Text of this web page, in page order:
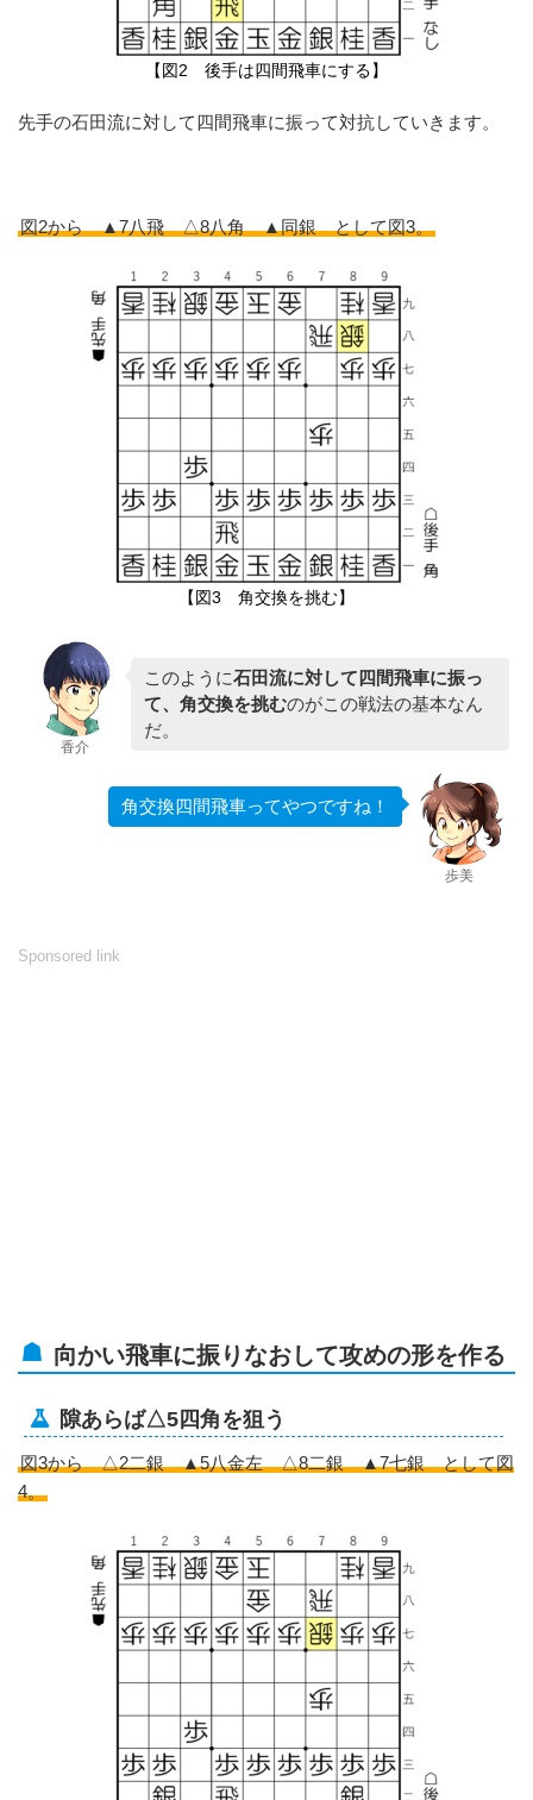
【図2 後手は四間飛車にする】
先手の石田流に対して四間飛車に振って対抗していきます。
図2から ▲7八飛 △8八角 ▲同銀 として図3。
【図3 角交換を挑む】
香介
このように石田流に対して四間飛車に振っ
て、角交換を挑むのがこの戦法の基本なん
だ。
歩美
角交換四間飛車ってやつですね！
Sponsored link
向かい飛車に振りなおして攻めの形を作る
隙あらば△5四角を狙う
図3から △2二銀 ▲5八金左 △8二銀 ▲7七銀 として図
4。